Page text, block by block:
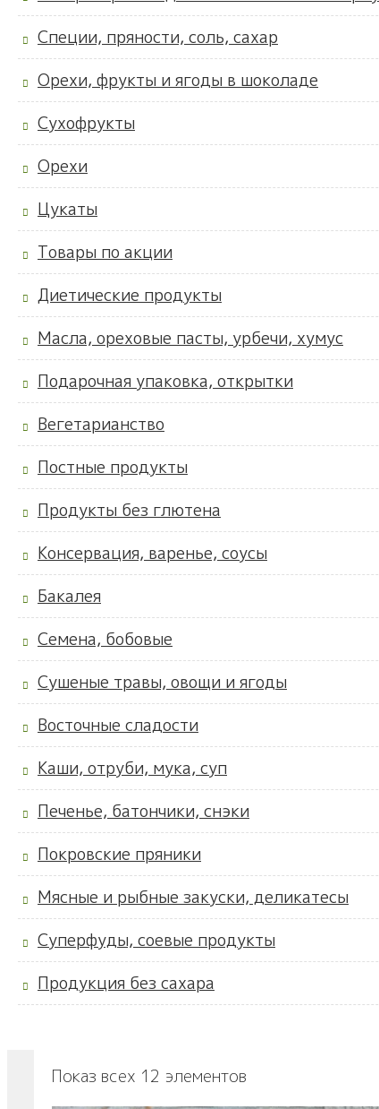
Специи, пряности, соль, сахар
Орехи, фрукты и ягоды в шоколаде
Сухофрукты
Орехи
Цукаты
Товары по акции
Диетические продукты
Масла, ореховые пасты, урбечи, хумус
Подарочная упаковка, открытки
Вегетарианство
Постные продукты
Продукты без глютена
Консервация, варенье, соусы
Бакалея
Семена, бобовые
Сушеные травы, овощи и ягоды
Восточные сладости
Каши, отруби, мука, суп
Печенье, батончики, снэки
Покровские пряники
Мясные и рыбные закуски, деликатесы
Суперфуды, соевые продукты
Продукция без сахара
Показ всех 12 элементов